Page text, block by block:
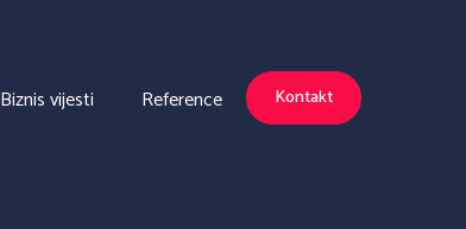
Biznis vijesti Reference Kontakt